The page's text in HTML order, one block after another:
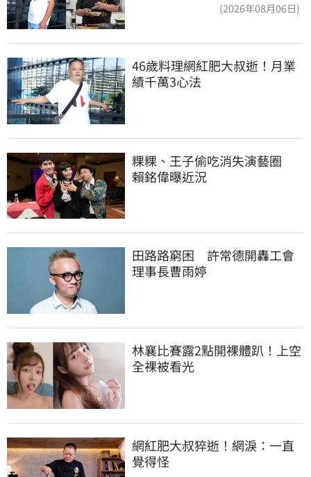
(2026年08月06日)
46歲料理網紅肥大叔逝！月業
績千萬3心法
粿粿、王子偷吃消失演藝圈
賴銘偉曝近況
田路路窮困　許常德開轟工會
理事長曹雨婷
林襄比賽露2點開裸體趴！上空
全裸被看光
網紅肥大叔猝逝！網淚：一直
覺得怪